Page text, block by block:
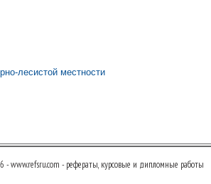
лесистой местности
www.refsru.com - рефераты, курсовые и дипломные работы